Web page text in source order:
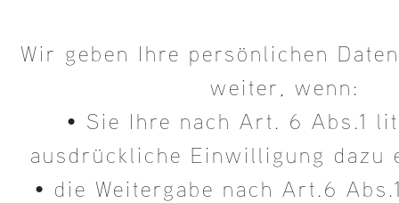
Wir geben Ihre persönlichen
weiter, wenn:
• Sie Ihre nach Art. 6 Abs.1
ausdrückliche Einwilligung dazu
• die Weitergabe nach Art.6